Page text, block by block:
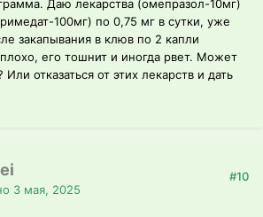
Даю лекарства (омепразол-10мг)
100мг) по 0,75 мг в сутки, уже
закапывания в клюв по 2 капли
его тошнит и иногда рвет. Может
отказаться от этих лекарств и дать
3 мая, 2025
#10